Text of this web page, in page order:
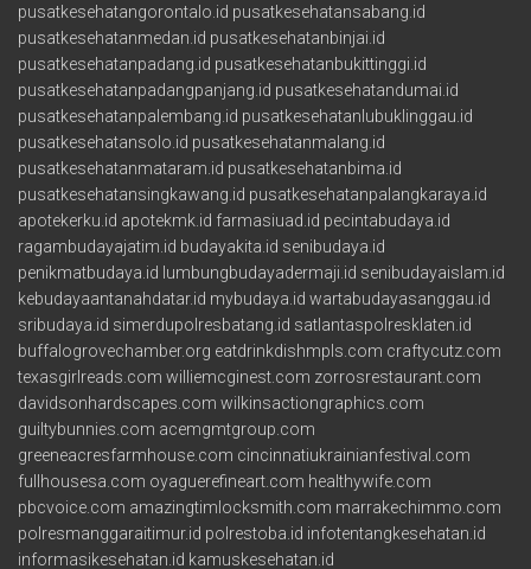
pusatkesehatangorontalo.id pusatkesehatansabang.id
pusatkesehatanmedan.id pusatkesehatanbinjai.id
pusatkesehatanpadang.id pusatkesehatanbukittinggi.id
pusatkesehatanpadangpanjang.id pusatkesehatandumai.id
pusatkesehatanpalembang.id pusatkesehatanlubuklinggau.id
pusatkesehatansolo.id pusatkesehatanmalang.id
pusatkesehatanmataram.id pusatkesehatanbima.id
pusatkesehatansingkawang.id pusatkesehatanpalangkaraya.id
apotekerku.id apotekmk.id farmasiuad.id pecintabudaya.id
ragambudayajatim.id budayakita.id senibudaya.id
penikmatbudaya.id lumbungbudayadermaji.id senibudayaislam.id
kebudayaantanahdatar.id mybudaya.id wartabudayasanggau.id
sribudaya.id simerdupolresbatang.id satlantaspolresklaten.id
buffalogrovechamber.org eatdrinkdishmpls.com craftycutz.com
texasgirlreads.com williemcginest.com zorrosrestaurant.com
davidsonhardscapes.com wilkinsactiongraphics.com
guiltybunnies.com acemgmtgroup.com
greeneacresfarmhouse.com cincinnatiukrainianfestival.com
fullhousesa.com oyaguerefineart.com healthywife.com
pbcvoice.com amazingtimlocksmith.com marrakechimmo.com
polresmanggaraitimur.id polrestoba.id infotentangkesehatan.id
informasikesehatan.id kamuskesehatan.id